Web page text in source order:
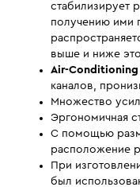
стабилизирует
получению ими
выше и ниже
Air-Conditioning
каналов,
Множество
Эргономичная
С помощью
расположение
При
был